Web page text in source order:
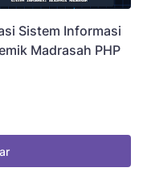
Sistem Informasi
Madrasah PHP